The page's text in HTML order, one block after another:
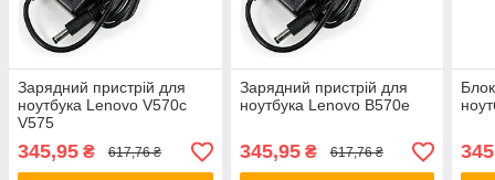
Зарядний пристрій для
ноутбука Lenovo V570c
V575
345,95 ₴ 617,76 ₴
Зарядний пристрій для
ноутбука Lenovo B570e
345,95₴ 617,76 ₴